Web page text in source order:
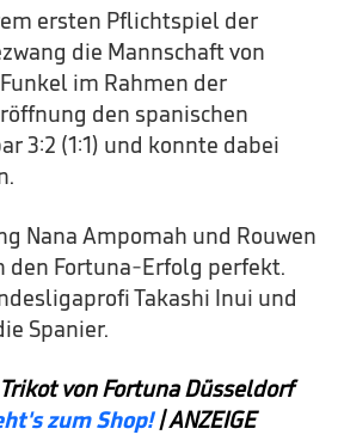
ersten Pflichtspiel der
die Mannschaft von
im Rahmen der
den spanischen
3:2 (1:1) und konnte dabei
Nana Ampomah und Rouwen
den Fortuna-Erfolg perfekt.
Takashi Inui und
Spanier.
von Fortuna Düsseldorf
zum Shop!| ANZEIGE